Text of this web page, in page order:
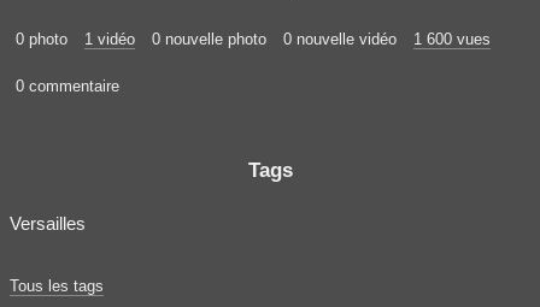
0 photo 1 vidéo 0 nouvelle photo 0 nouvelle vidéo 1 600 vues
0 commentaire
Tags
Versailles
Tous les tags